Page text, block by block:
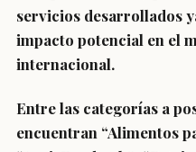
servicios desarrollados
impacto potencial en el
internacional.
Entre las categorías a
encuentran “Alimentos